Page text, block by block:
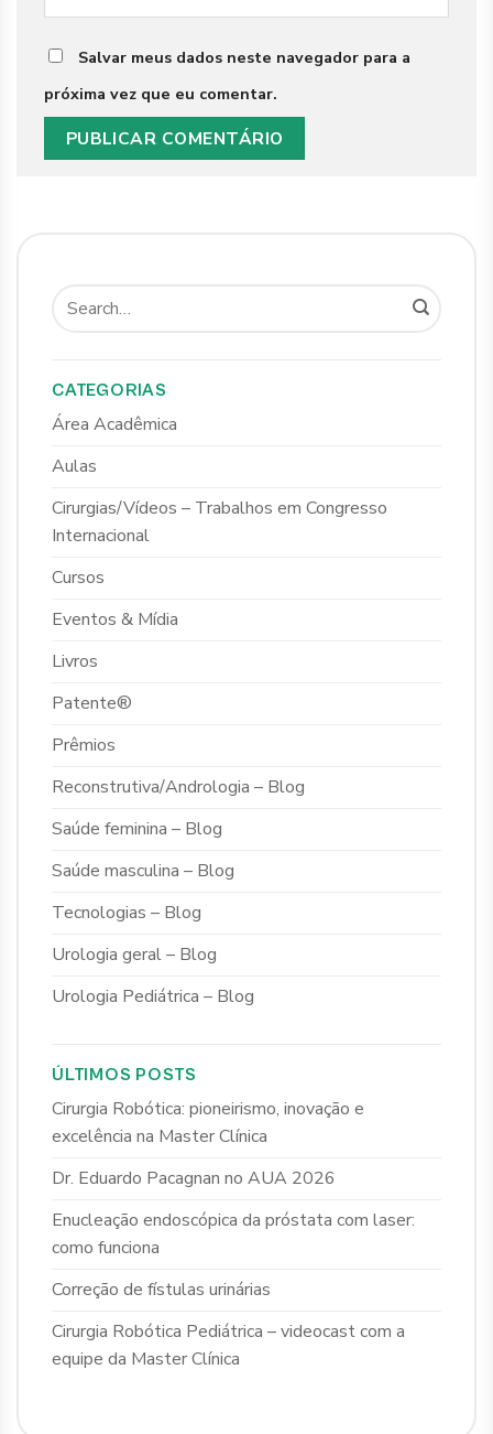
Salvar meus dados neste navegador para a
próxima vez que eu comentar.
CATEGORIAS
Área Acadêmica
Aulas
Cirurgias/Vídeos – Trabalhos em Congresso
Internacional
Cursos
Eventos & Mídia
Livros
Patente®
Prêmios
Reconstrutiva/Andrologia – Blog
Saúde feminina – Blog
Saúde masculina – Blog
Tecnologias – Blog
Urologia geral – Blog
Urologia Pediátrica – Blog
ÚLTIMOS POSTS
Cirurgia Robótica: pioneirismo, inovação e
excelência na Master Clínica
Dr. Eduardo Pacagnan no AUA 2026
Enucleação endoscópica da próstata com laser:
como funciona
Correção de fístulas urinárias
Cirurgia Robótica Pediátrica – videocast com a
equipe da Master Clínica